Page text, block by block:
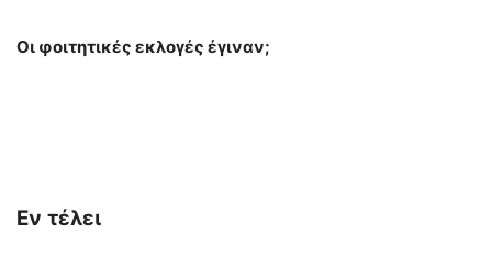
Οι φοιτητικές εκλογές έγιναν;
Εν τέλει